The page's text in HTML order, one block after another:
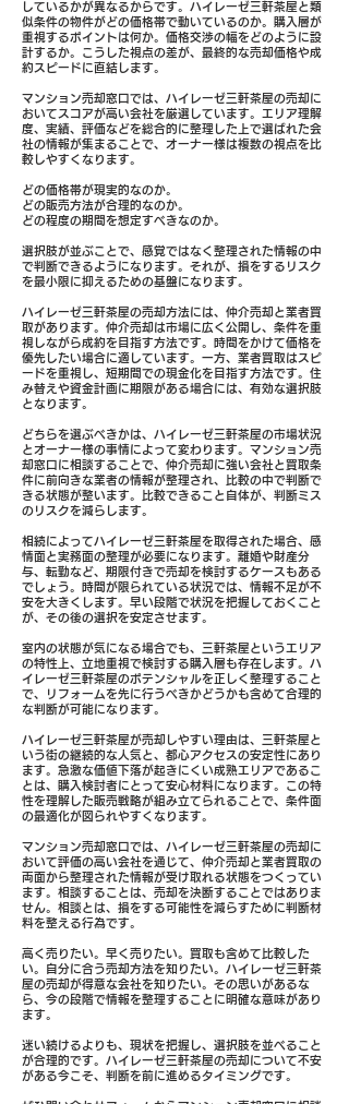
しているかが異なるからです。ハイレーゼ三軒茶屋と類
似条件の物件がどの価格帯で動いているのか。購入層が
重視するポイントは何か。価格交渉の幅をどのように設
計するか。こうした視点の差が、最終的な売却価格や成
約スピードに直結します。
マンション売却窓口では、ハイレーゼ三軒茶屋の売却に
おいてスコアが高い会社を厳選しています。エリア理解
度、実績、評価などを総合的に整理した上で選ばれた会
社の情報が集まることで、オーナー様は複数の視点を比
較しやすくなります。
どの価格帯が現実的なのか。
どの販売方法が合理的なのか。
どの程度の期間を想定すべきなのか。
選択肢が並ぶことで、感覚ではなく整理された情報の中
で判断できるようになります。それが、損をするリスク
を最小限に抑えるための基盤になります。
ハイレーゼ三軒茶屋の売却方法には、仲介売却と業者買
取があります。仲介売却は市場に広く公開し、条件を重
視しながら成約を目指す方法です。時間をかけて価格を
優先したい場合に適しています。一方、業者買取はスピ
ードを重視し、短期間での現金化を目指す方法です。住
み替えや資金計画に期限がある場合には、有効な選択肢
となります。
どちらを選ぶべきかは、ハイレーゼ三軒茶屋の市場状況
とオーナー様の事情によって変わります。マンション売
却窓口に相談することで、仲介売却に強い会社と買取条
件に前向きな業者の情報が整理され、比較の中で判断で
きる状態が整います。比較できること自体が、判断ミス
のリスクを減らします。
相続によってハイレーゼ三軒茶屋を取得された場合、感
情面と実務面の整理が必要になります。離婚や財産分
与、転勤など、期限付きで売却を検討するケースもある
でしょう。時間が限られている状況では、情報不足が不
安を大きくします。早い段階で状況を把握しておくこと
が、その後の選択を安定させます。
室内の状態が気になる場合でも、三軒茶屋というエリア
の特性上、立地重視で検討する購入層も存在します。ハ
イレーゼ三軒茶屋のポテンシャルを正しく整理すること
で、リフォームを先に行うべきかどうかも含めて合理的
な判断が可能になります。
ハイレーゼ三軒茶屋が売却しやすい理由は、三軒茶屋と
いう街の継続的な人気と、都心アクセスの安定性にあり
ます。急激な価値下落が起きにくい成熟エリアであるこ
とは、購入検討者にとって安心材料になります。この特
性を理解した販売戦略が組み立てられることで、条件面
の最適化が図られやすくなります。
マンション売却窓口では、ハイレーゼ三軒茶屋の売却に
おいて評価の高い会社を通じて、仲介売却と業者買取の
両面から整理された情報が受け取れる状態をつくってい
ます。相談することは、売却を決断することではありま
せん。相談とは、損をする可能性を減らすために判断材
料を整える行為です。
高く売りたい。早く売りたい。買取も含めて比較した
い。自分に合う売却方法を知りたい。ハイレーゼ三軒茶
屋の売却が得意な会社を知りたい。その思いがあるな
ら、今の段階で情報を整理することに明確な意味があり
ます。
迷い続けるよりも、現状を把握し、選択肢を並べること
が合理的です。ハイレーゼ三軒茶屋の売却について不安
がある今こそ、判断を前に進めるタイミングです。